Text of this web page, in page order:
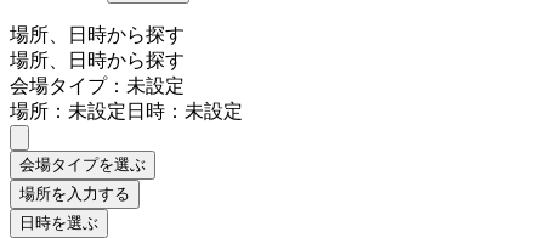
場所、日時から探す
場所、日時から探す
会場タイプ：未設定
場所：未設定日時：未設定
会場タイプを選ぶ
場所を入力する
日時を選ぶ